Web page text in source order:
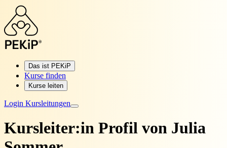
Das ist PEKiP
Kurse finden
Kurse leiten
Login Kursleitungen
Kursleiter:in Profil von Julia